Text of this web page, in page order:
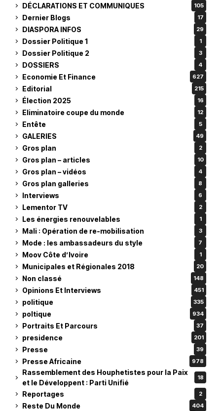
DÉCLARATIONS ET COMMUNIQUES 105
Dernier Blogs 17
DIASPORA INFOS 29
Dossier Politique 1 1
Dossier Politique 2 3
DOSSIERS 4
Economie Et Finance 627
Editorial 215
Élection 2025 16
Eliminatoire coupe du monde 12
Entête 5
GALERIES 49
Gros plan 2
Gros plan – articles 10
Gros plan – vidéos 4
Gros plan galleries 8
Interviews 6
Lementor TV 2
Les énergies renouvelables 1
Mali : Opération de re-mobilisation 3
Mode : les ambassadeurs du style 7
Moov Côte d’Ivoire 1
Municipales et Régionales 2018 20
Non classé 148
Opinions Et Interviews 451
politique 335
poltique 934
Portraits Et Parcours 37
presidence 201
Presse 39
Presse Africaine 978
Rassemblement des Houphetistes pour la Paix
et le Développent : Parti Unifié
18
Reportages 2
Reste Du Monde 404